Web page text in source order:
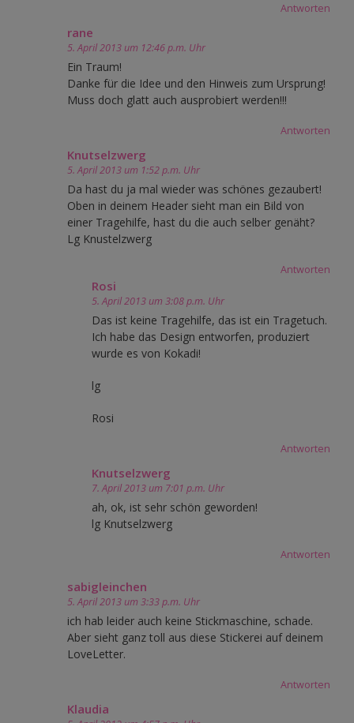
Antworten
rane
5. April 2013 um 12:46 p.m. Uhr
Ein Traum!
Danke für die Idee und den Hinweis zum Ursprung!
Muss doch glatt auch ausprobiert werden!!!
Antworten
Knutselzwerg
5. April 2013 um 1:52 p.m. Uhr
Da hast du ja mal wieder was schönes gezaubert!
Oben in deinem Header sieht man ein Bild von
einer Tragehilfe, hast du die auch selber genäht?
Lg Knustelzwerg
Antworten
Rosi
5. April 2013 um 3:08 p.m. Uhr
Das ist keine Tragehilfe, das ist ein Tragetuch.
Ich habe das Design entworfen, produziert
wurde es von Kokadi!
lg
Rosi
Antworten
Knutselzwerg
7. April 2013 um 7:01 p.m. Uhr
ah, ok, ist sehr schön geworden!
lg Knutselzwerg
Antworten
sabigleinchen
5. April 2013 um 3:33 p.m. Uhr
ich hab leider auch keine Stickmaschine, schade.
Aber sieht ganz toll aus diese Stickerei auf deinem
LoveLetter.
Antworten
Klaudia